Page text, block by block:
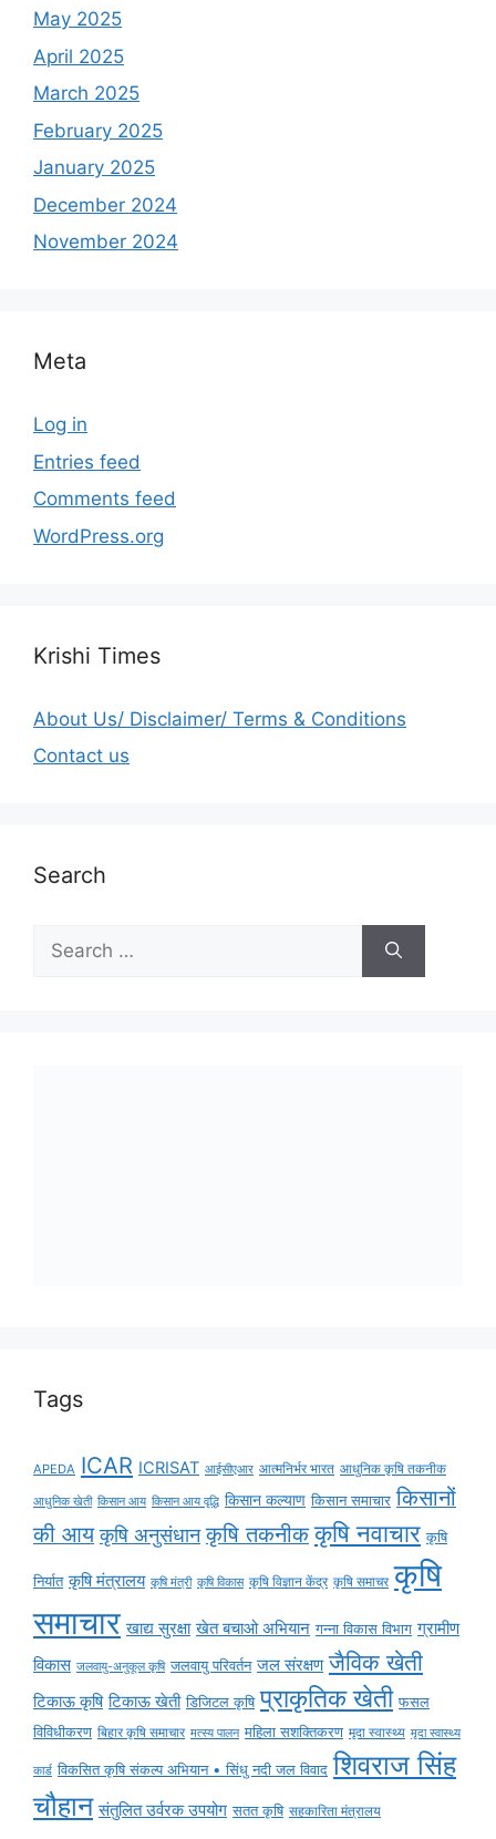
May 2025
April 2025
March 2025
February 2025
January 2025
December 2024
November 2024
Meta
Log in
Entries feed
Comments feed
WordPress.org
Krishi Times
About Us/ Disclaimer/ Terms & Conditions
Contact us
Search
समाचार
विकास
जलवायु-अनुकूल कृषि जलवायु परिवर्तन जल संरक्षण जैविक खेती
टिकाऊ कृषि टिकाऊ खेती डिजिटल कृषि प्राकृतिक खेती
फसल
विविधीकरण बिहार कृषि समाचार मत्स्य पालन महिला सशक्तिकरण मृदा स्वास्थ्य मृदा स्वास्थ्य
कार्ड विकसित कृषि संकल्प अभियान • सिंधु नदी जल विवाद
शिवराज सिंह
चौहान संतुलित उर्वरक उपयोग
Home
Blog